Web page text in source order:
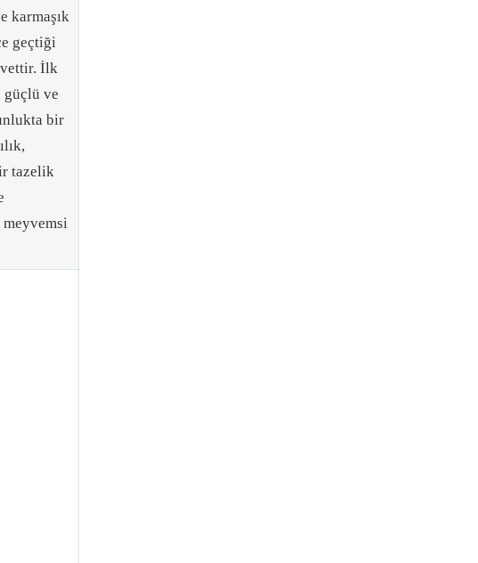
karmaşık
geçtiği
İlk
güçlü ve
bir
tazelik
meyvemsi